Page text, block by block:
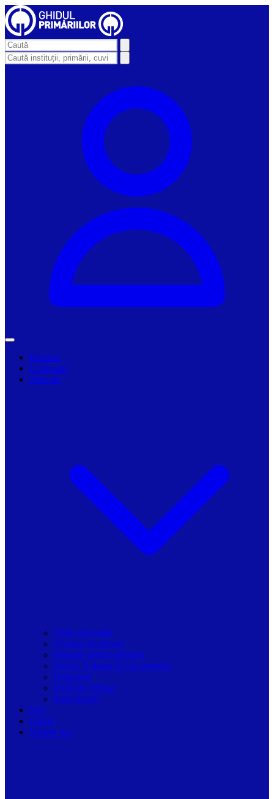
Primarii
Companii
Articole
Toate articolele
Viziune de primar
Resurse pentru primarii
Politici Urbane & Guvernanta
Dialoguri
Profil de Primar
Podcast-uri
Stiri
Oferte
Despre noi